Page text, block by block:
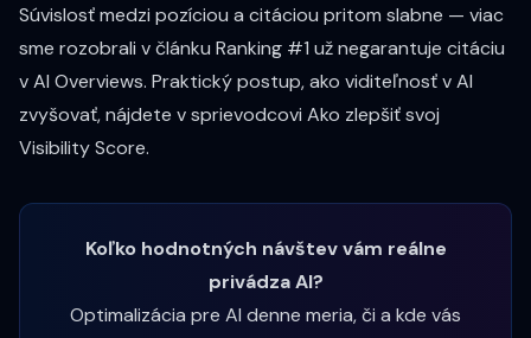
Súvislosť medzi pozíciou a citáciou pritom slabne — viac
sme rozobrali v článku Ranking #1 už negarantuje citáciu
v AI Overviews. Praktický postup, ako viditeľnosť v AI
zvyšovať, nájdete v sprievodcovi Ako zlepšiť svoj
Visibility Score.
Koľko hodnotných návštev vám reálne
privádza AI?
Optimalizácia pre AI denne meria, či a kde vás